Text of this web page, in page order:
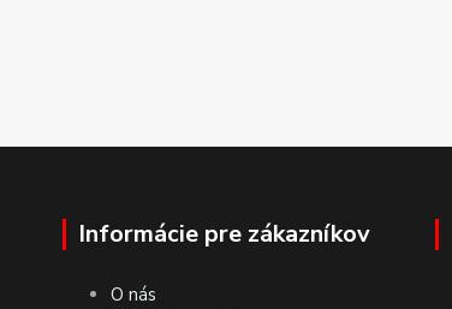
Informácie pre zákazníkov
O nás